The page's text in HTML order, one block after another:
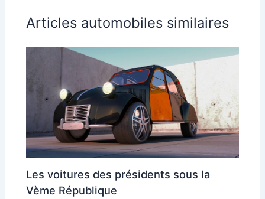
Articles automobiles similaires
Les voitures des présidents sous la
Vème République